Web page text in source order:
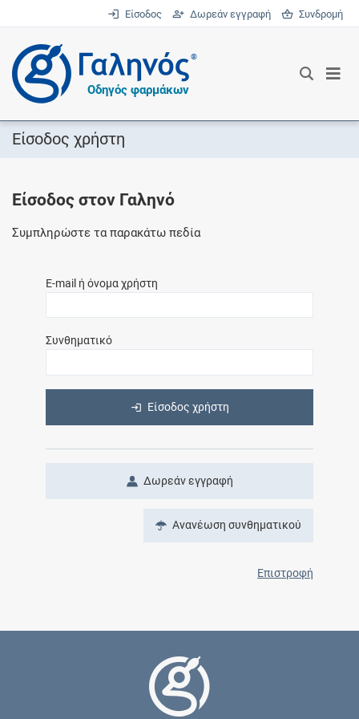
Είσοδος Δωρεάν εγγραφή Συνδρομή
®
Οδηγός φαρμάκων
Είσοδος χρήστη
Είσοδος στον Γαληνό
Συμπληρώστε τα παρακάτω πεδία
E-mail ή όνομα χρήστη
Συνθηματικό
Είσοδος χρήστη
Δωρεάν εγγραφή
Ανανέωση συνθηματικού
Επιστροφή